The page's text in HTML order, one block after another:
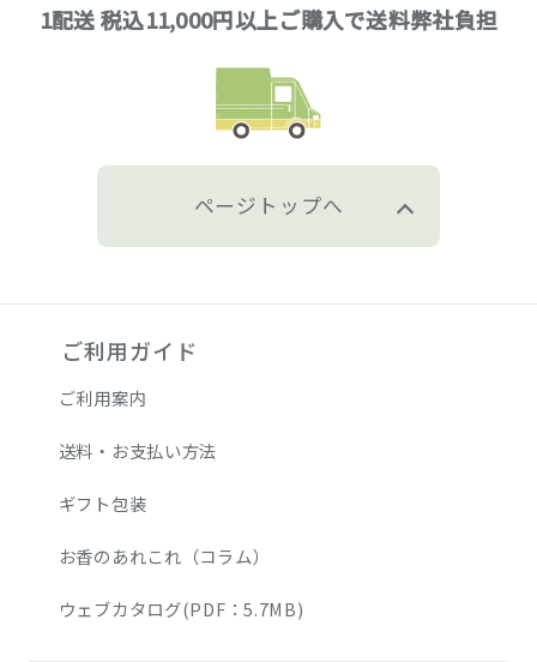
1配送 税込11,000円以上ご購入で送料弊社負担
ページトップへ
ご利用ガイド
ご利用案内
送料・お支払い方法
ギフト包装
お香のあれこれ（コラム）
ウェブカタログ(PDF：5.7MB)